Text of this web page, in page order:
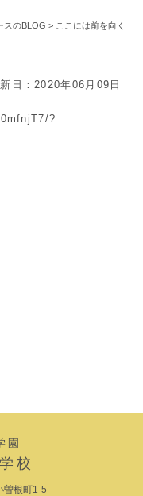
スのBLOG > ここには前を向く
日：2020年06月09日
?
園
校
曽根町1-5